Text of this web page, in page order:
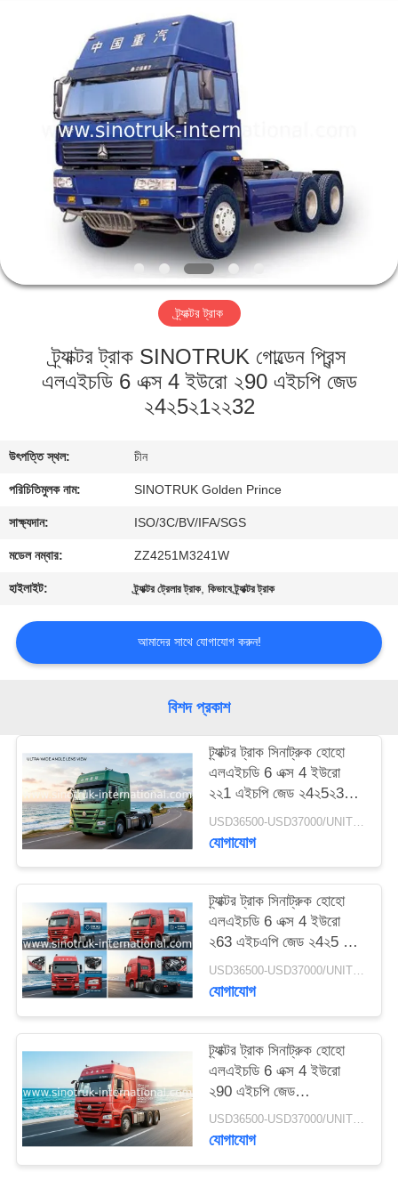
আমাদের
কারখানা
গুণমান
আমাদের
সাথে
যোগাযোগ
একটি
উদ্ধৃতি
অনুরোধ
সাইট
ম্যাপ
গোপনীয়তা
নীতি
ট্র্যাক্টর ট্রাক
ট্র্যাক্টর ট্রাক SINOTRUK গোল্ডেন প্রিন্স
এলএইচডি 6 এক্স 4 ইউরো ২90 এইচপি জেড
২4২5২1২২32
উৎপত্তি স্থল: চীন
পরিচিতিমুলক নাম: SINOTRUK Golden Prince
সাক্ষ্যদান: ISO/3C/BV/IFA/SGS
মডেল নম্বার: ZZ4251M3241W
হাইলাইট: ট্র্যাক্টর ট্রেলার ট্রাক,কিভাবে ট্র্যাক্টর ট্রাক
আমাদের সাথে যোগাযোগ করুন!
বিশদ প্রকাশ
ট্র্যাক্টর ট্রাক সিনাট্রুক হোহো
এলএইচডি 6 এক্স 4 ইউরো
২২1 এইচপি জেড ২4২5২3২3
ওয়া
USD36500-USD37000/UNIT)negotiation MOQ:1 ইউনিট
যোগাযোগ
ট্র্যাক্টর ট্রাক সিনাট্রুক হোহো
এলএইচডি 6 এক্স 4 ইউরো
২63 এইচএপি জেড ২4২5 এন
7২41 ওয়া
USD36500-USD37000/UNIT)negotiation MOQ:1 ইউনিট
যোগাযোগ
ট্র্যাক্টর ট্রাক সিনাট্রুক হোহো
এলএইচডি 6 এক্স 4 ইউরো
২90 এইচপি জেড
২4২57২324২ ভি
USD36500-USD37000/UNIT)negotiation MOQ:1 ইউনিট
যোগাযোগ